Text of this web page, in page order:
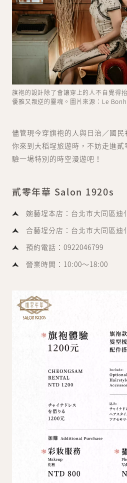
旗袍的設計除了會讓穿上的人不自覺得
優雅又叛逆的靈魂。圖片來源：Le
儘管現今穿旗袍的人與日治／國
你來到大稻埕旅遊時，不妨走進
驗一場特別的時空漫遊吧！
貳零年華 Salon 1920s
婉藝埕本店：台北市大同區迪
合藝埕分店：台北市大同區迪
預約電話：0922046799
營業時間：10:00～18:00